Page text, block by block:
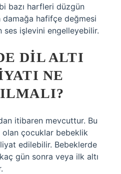
bazı harfleri düzgün
hafifçe değmesi
ses işlevini engelleyebilir.
DIL ALTI
NE
itibaren mevcuttur. Bu
olan çocuklar bebeklik
edilebilir. Bebeklerde
gün sonra veya ilk altı